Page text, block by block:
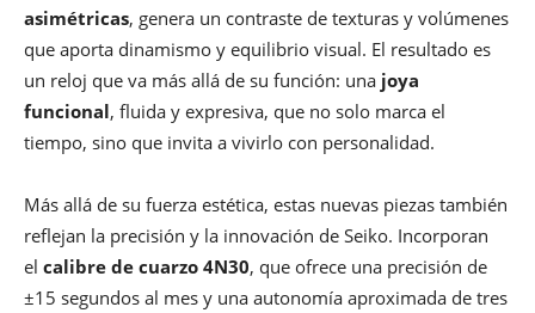
asimétricas, genera un contraste de texturas y volúmenes
que aporta dinamismo y equilibrio visual. El resultado es
un reloj que va más allá de su función: una joya
funcional, fluida y expresiva, que no solo marca el
tiempo, sino que invita a vivirlo con personalidad.
Más allá de su fuerza estética, estas nuevas piezas también
reflejan la precisión y la innovación de Seiko. Incorporan
el calibre de cuarzo 4N30, que ofrece una precisión de
±15 segundos al mes y una autonomía aproximada de tres